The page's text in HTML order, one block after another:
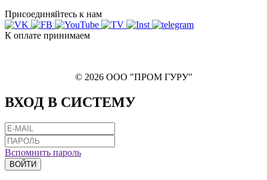
Присоединяйтесь к нам
К оплате принимаем
© 2026 ООО "ПРОМ ГУРУ"
ВХОД В СИСТЕМУ
Вспомнить пароль
ВОЙТИ